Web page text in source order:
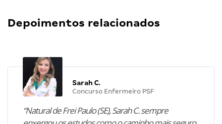
Depoimentos relacionados
Sarah C.
Concurso Enfermeiro PSF
“Natural de Frei Paulo (SE), Sarah C. sempre